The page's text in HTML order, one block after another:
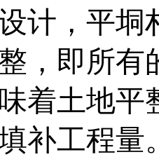
计，平垌
，即所
着土地平
补工程量